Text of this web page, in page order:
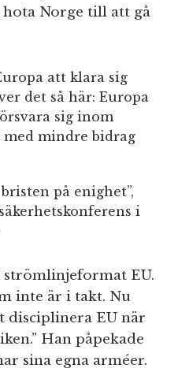
Norge till att gå
att klara sig
det så här: Europa
sig inom
mindre bidrag
på enighet”,
i
EU.
inte är i takt. Nu
disciplinera EU när
Han påpekade
sina egna arméer.